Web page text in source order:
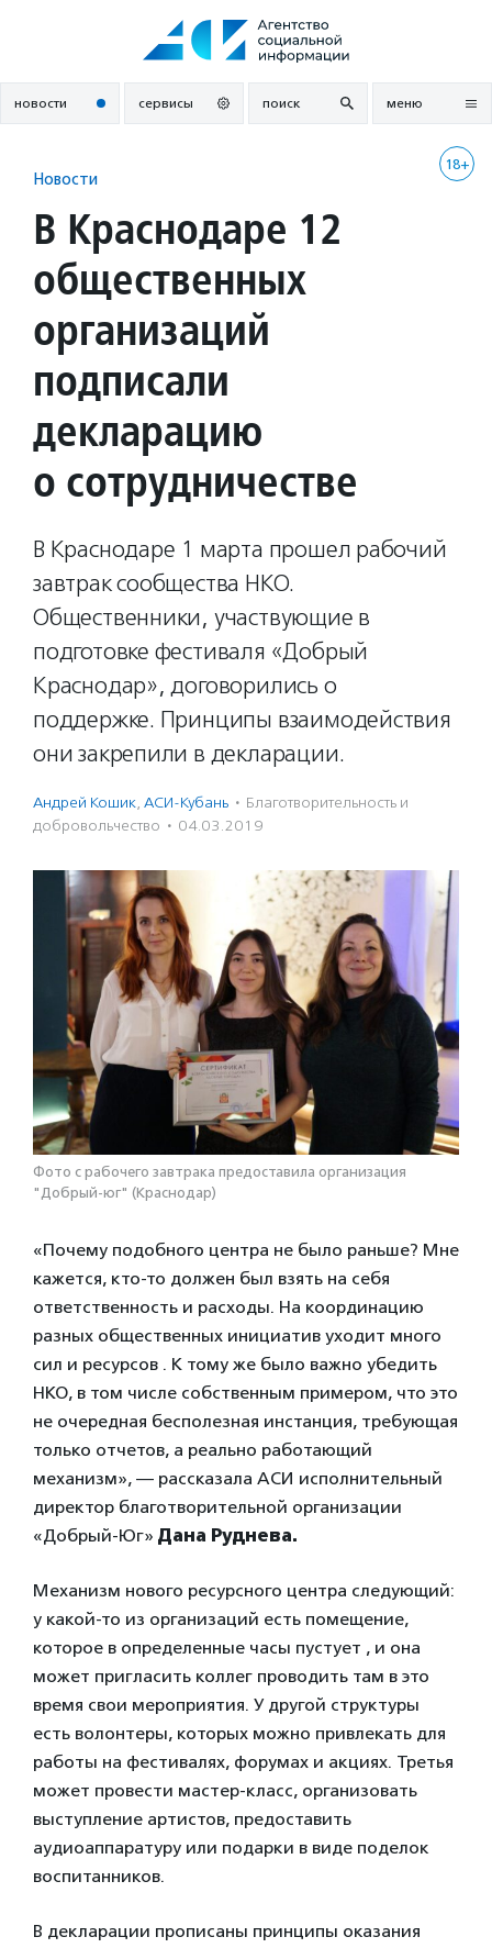
новости сервисы поиск меню
18+
Новости
В Краснодаре 12
общественных
организаций
подписали
декларацию
о сотрудничестве
В Краснодаре 1 марта прошел рабочий
завтрак сообщества НКО.
Общественники, участвующие в
подготовке фестиваля «Добрый
Краснодар», договорились о
поддержке. Принципы взаимодействия
они закрепили в декларации.
Андрей Кошик, АСИ-Кубань · Благотвори­тель­ность и
доброволь­чест­во · 04.03.2019
Фото с рабочего завтрака предоставила организация
"Добрый-юг" (Краснодар)
«Почему подобного центра не было раньше? Мне
кажется, кто-то должен был взять на себя
ответственность и расходы. На координацию
разных общественных инициатив уходит много
сил и ресурсов . К тому же было важно убедить
НКО, в том числе собственным примером, что это
не очередная бесполезная инстанция, требующая
только отчетов, а реально работающий
механизм», — рассказала АСИ исполнительный
директор благотворительной организации
«Добрый-Юг» Дана Руднева.
Механизм нового ресурсного центра следующий:
у какой-то из организаций есть помещение,
которое в определенные часы пустует , и она
может пригласить коллег проводить там в это
время свои мероприятия. У другой структуры
есть волонтеры, которых можно привлекать для
работы на фестивалях, форумах и акциях. Третья
может провести мастер-класс, организовать
выступление артистов, предоставить
аудиоаппаратуру или подарки в виде поделок
воспитанников.
В декларации прописаны принципы оказания